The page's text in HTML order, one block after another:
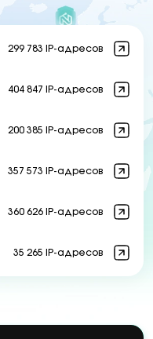
299 783 IP-адресов
404 847 IP-адресов
200 385 IP-адресов
357 573 IP-адресов
360 626 IP-адресов
35 265 IP-адресов